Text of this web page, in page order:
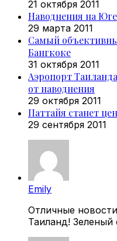
21 октября 2011
Наводнения на
29 марта 2011
Самый
Бангкоке
31 октября 2011
Аэропорт
от наводнения
29 октября 2011
Паттайя станет
29 сентября 2011
Emily
Отличные
Таиланд! Зеленый